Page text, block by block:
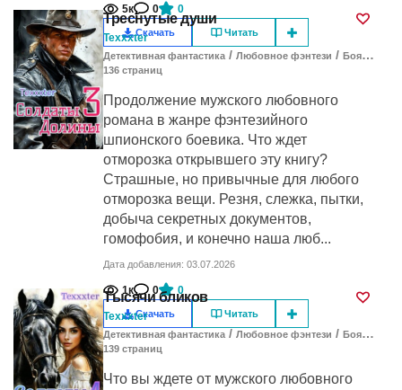
5к 0 0
Скачать Читать
Треснутые души
Texxxter
Детективная фантастика / Любовное фэнтези / Бояръ-Аниме
136 cтраниц
Продолжение мужского любовного
романа в жанре фэнтезийного
шпионского боевика. Что ждет
отморозка открывшего эту книгу?
Страшные, но привычные для любого
отморозка вещи. Резня, слежка, пытки,
добыча секретных документов,
гомофобия, и конечно наша люб...
Дата добавления: 03.07.2026
1к 0 0
Скачать Читать
Тысячи бликов
Texxxter
Детективная фантастика / Любовное фэнтези / Бояръ-Аниме
139 cтраниц
Что вы ждете от мужского любовного